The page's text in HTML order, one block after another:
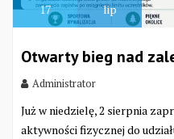
17 lip
Otwarty bieg nad
Administrator
Już w niedzielę, 2 sierpnia
aktywności fizycznej do